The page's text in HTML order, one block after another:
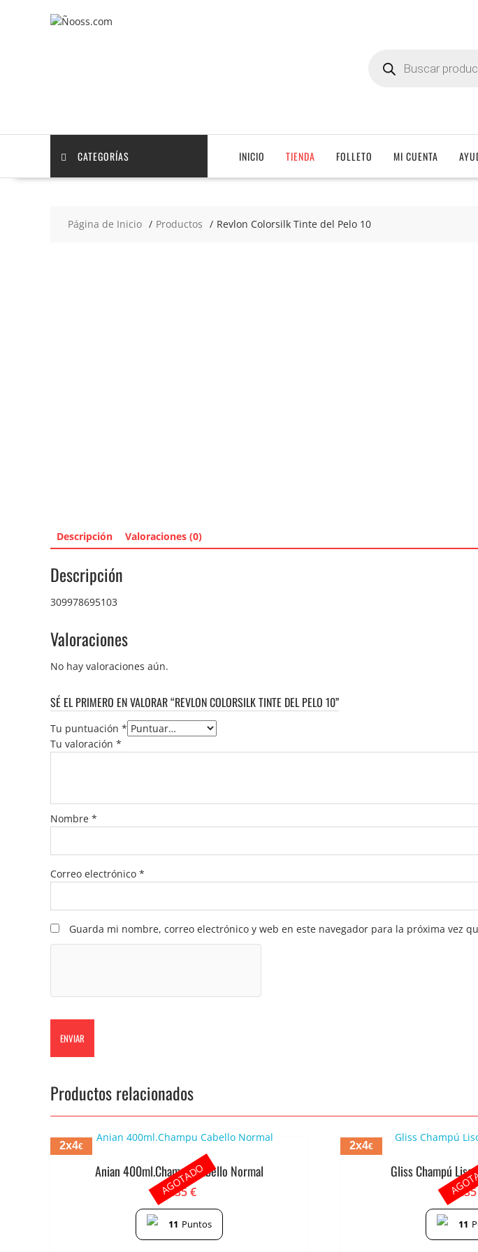
productos
CATEGORÍAS INICIO TIENDA FOLLETO MI CUENTA
Página de Inicio Productos Revlon Colorsilk Tinte del Pelo 10
Descripción Valoraciones (0)
Descripción
309978695103
Valoraciones
No hay valoraciones aún.
SÉ EL PRIMERO EN VALORAR “REVLON COLORSILK TINTE DEL PELO 10”
Tu puntuación *
Tu valoración *
Nombre *
Correo electrónico *
Guarda mi nombre, correo electrónico y web en este navegador para la próxima vez
Productos relacionados
2x4€
Anian 400ml.Champu Cabello Normal
2.35€
11 Puntos
AGOTADO
2x4€
Gliss Champú
11